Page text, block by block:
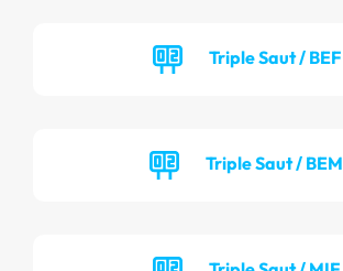
Triple Saut / BEF
Triple Saut / BEM